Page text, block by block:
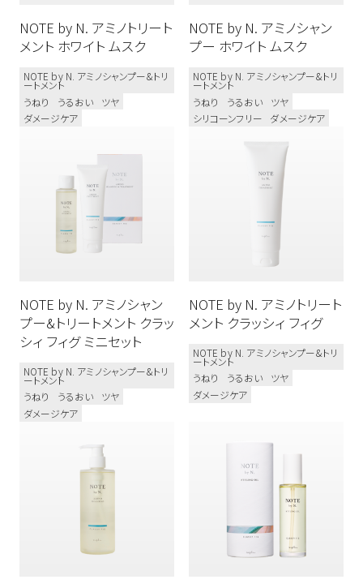
フルーティ ムスク
ハーバル
フルーティーフローラル
ウッディ
フローラル
NOTE by N. アミノトリート
メント ホワイト ムスク
NOTE by N. アミノシャンプー&トリ
ートメント
うねり
うるおい
ツヤ
ダメージケア
NOTE by N. アミノシャン
プー ホワイト ムスク
NOTE by N. アミノシャンプー&トリ
ートメント
うねり
うるおい
ツヤ
シリコーンフリー
ダメージケア
NOTE by N. アミノシャン
プー&トリートメント クラッ
シィ フィグ ミニセット
NOTE by N. アミノシャンプー&トリ
ートメント
うねり
うるおい
ツヤ
ダメージケア
NOTE by N. アミノトリート
メント クラッシィ フィグ
NOTE by N. アミノシャンプー&トリ
ートメント
うねり
うるおい
ツヤ
ダメージケア